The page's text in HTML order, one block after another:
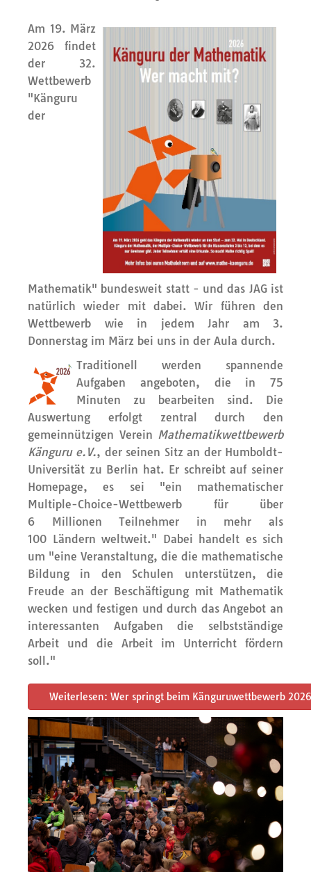
Am 19. März
2026 findet
der 32.
Wettbewerb
"Känguru
der
Mathematik" bundesweit statt - und das JAG ist
natürlich wieder mit dabei. Wir führen den
Wettbewerb wie in jedem Jahr am 3.
Donnerstag im März bei uns in der Aula durch.
Traditionell werden spannende
Aufgaben angeboten, die in 75
Minuten zu bearbeiten sind. Die
Auswertung erfolgt zentral durch den
gemeinnützigen Verein Mathematikwettbewerb
Känguru e.V., der seinen Sitz an der Humboldt-
Universität zu Berlin hat. Er schreibt auf seiner
Homepage, es sei "ein mathematischer
Multiple-Choice-Wettbewerb für über
6 Millionen Teilnehmer in mehr als
100 Ländern weltweit." Dabei handelt es sich
um "eine Veranstaltung, die die mathematische
Bildung in den Schulen unterstützen, die
Freude an der Beschäftigung mit Mathematik
wecken und festigen und durch das Angebot an
interessanten Aufgaben die selbstständige
Arbeit und die Arbeit im Unterricht fördern
soll."
Weiterlesen: Wer springt beim Känguruwettbewerb